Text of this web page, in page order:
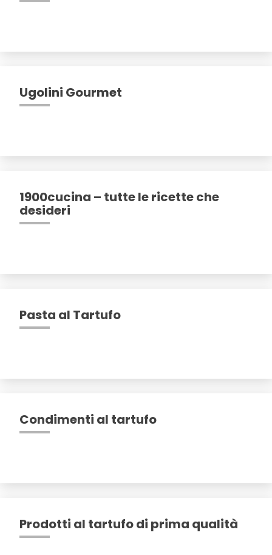
Ugolini Gourmet
1900cucina – tutte le ricette che
desideri
Pasta al Tartufo
Condimenti al tartufo
Prodotti al tartufo di prima qualità